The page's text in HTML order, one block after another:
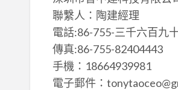
聯繫人：陶建經理
電話:86-755-三千六百九
傳真:86-755-82404443
手機：18664939981
電子郵件：